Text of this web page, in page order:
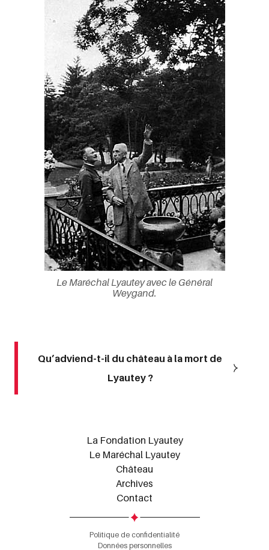
Le Maréchal Lyautey avec le Général
Weygand.
Qu’adviend-t-il du château à la mort de
Lyautey ?
La Fondation Lyautey
Le Maréchal Lyautey
Château
Archives
Contact
Politique de confidentialité
Données personnelles